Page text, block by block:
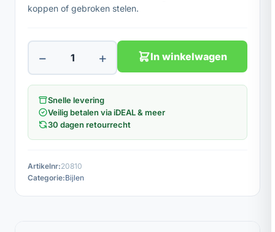
koppen of gebroken stelen.
− + In winkelwagen
Snelle levering
Veilig betalen via iDEAL & meer
30 dagen retourrecht
Artikelnr:20810
Categorie:Bijlen